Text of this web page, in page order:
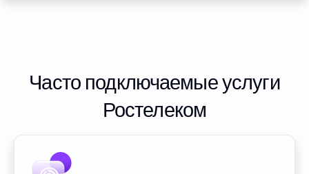
Часто подключаемые услуги
Ростелеком